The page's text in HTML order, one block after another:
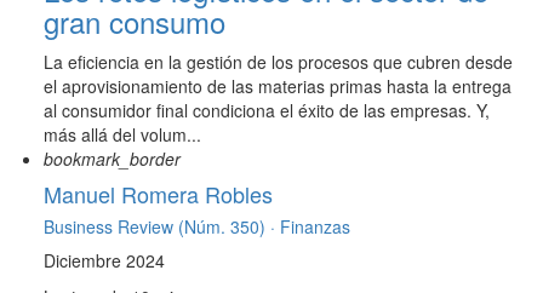
gran consumo
La eficiencia en la gestión de los procesos que cubren desde
el aprovisionamiento de las materias primas hasta la entrega
al consumidor final condiciona el éxito de las empresas. Y,
más allá del volum...
bookmark_border
Manuel Romera Robles
Business Review (Núm. 350) · Finanzas
Diciembre 2024